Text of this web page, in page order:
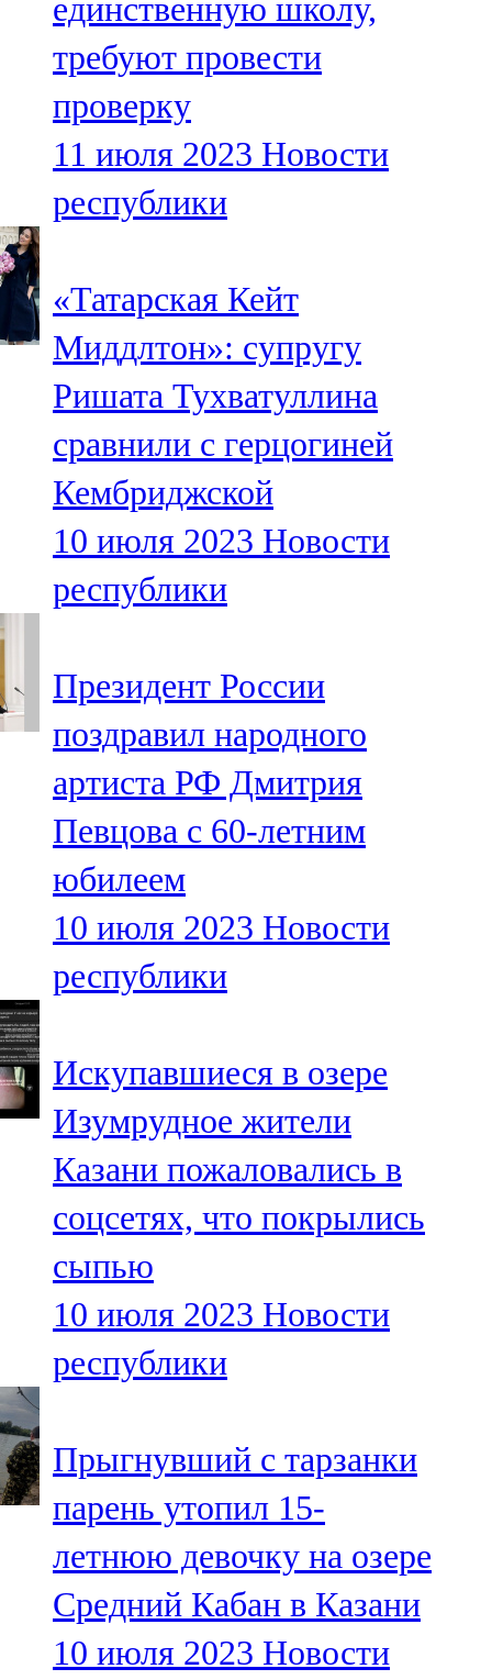
единственную школу,
требуют провести
проверку
11 июля 2023 Новости
республики
«Татарская Кейт
Миддлтон»: супругу
Ришата Тухватуллина
сравнили с герцогиней
Кембриджской
10 июля 2023 Новости
республики
Президент России
поздравил народного
артиста РФ Дмитрия
Певцова с 60-летним
юбилеем
10 июля 2023 Новости
республики
Искупавшиеся в озере
Изумрудное жители
Казани пожаловались в
соцсетях, что покрылись
сыпью
10 июля 2023 Новости
республики
Прыгнувший с тарзанки
парень утопил 15-
летнюю девочку на озере
Средний Кабан в Казани
10 июля 2023 Новости